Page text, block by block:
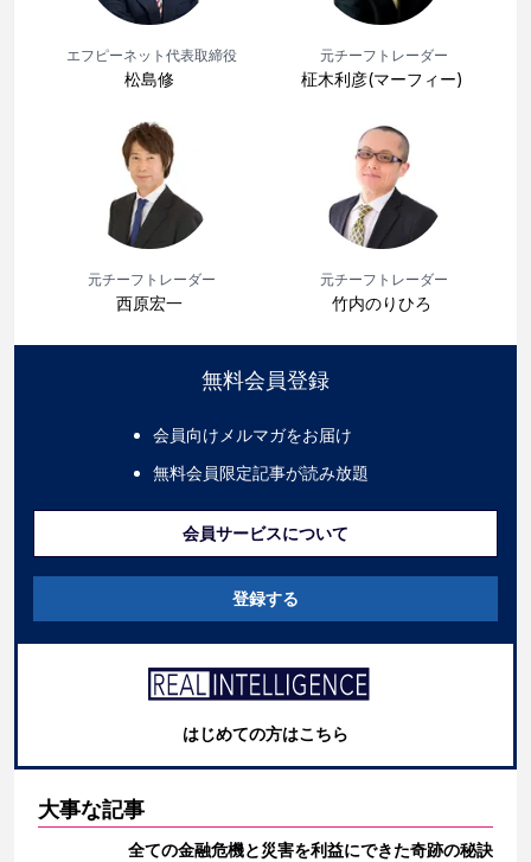
エフピーネット代表取締役
松島修
元チーフトレーダー
柾木利彦(マーフィー)
元チーフトレーダー
西原宏一
元チーフトレーダー
竹内のりひろ
無料会員登録
会員向けメルマガをお届け
無料会員限定記事が読み放題
会員サービスについて
登録する
はじめての方はこちら
大事な記事
全ての金融危機と災害を利益にできた奇跡の秘訣